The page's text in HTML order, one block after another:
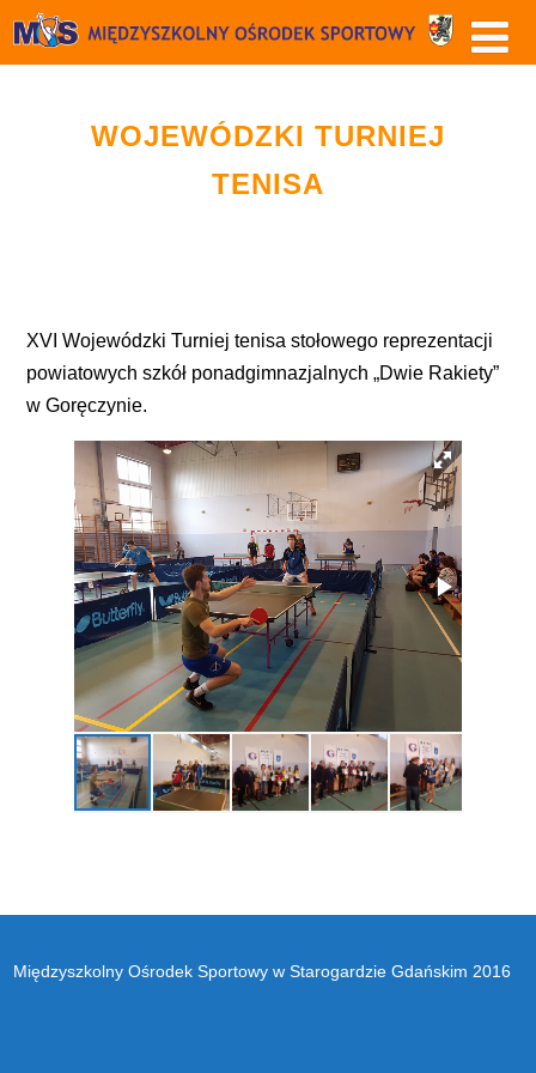
WOJEWÓDZKI TURNIEJ
TENISA
XVI Wojewódzki Turniej tenisa stołowego reprezentacji
powiatowych szkół ponadgimnazjalnych „Dwie Rakiety”
w Goręczynie.
Międzyszkolny Ośrodek Sportowy w Starogardzie Gdańskim 2016